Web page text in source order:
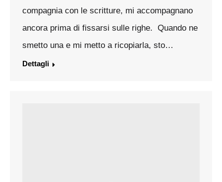
compagnia con le scritture, mi accompagnano
ancora prima di fissarsi sulle righe. Quando ne
smetto una e mi metto a ricopiarla, sto…
Dettagli